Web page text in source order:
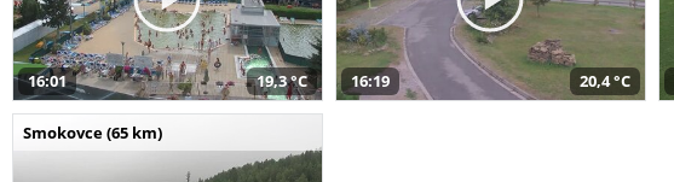
16:01 19,3 °C 16:19 20,4 °C
Smokovce (65 km)